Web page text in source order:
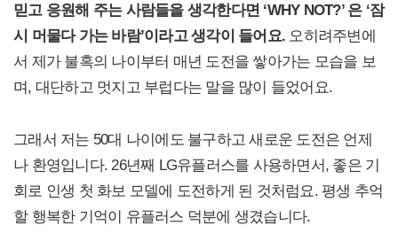
믿고 응원해 주는 사람들을 생각한다면 ‘WHY NOT?’ 은 ‘잠
시 머물다 가는 바람’이라고 생각이 들어요. 오히려주변에
서 제가 불혹의 나이부터 매년 도전을 쌓아가는 모습을 보
며, 대단하고 멋지고 부럽다는 말을 많이 들었어요.
그래서 저는 50대 나이에도 불구하고 새로운 도전은 언제
나 환영입니다. 26년째 LG유플러스를 사용하면서, 좋은 기
회로 인생 첫 화보 모델에 도전하게 된 것처럼요. 평생 추억
할 행복한 기억이 유플러스 덕분에 생겼습니다.